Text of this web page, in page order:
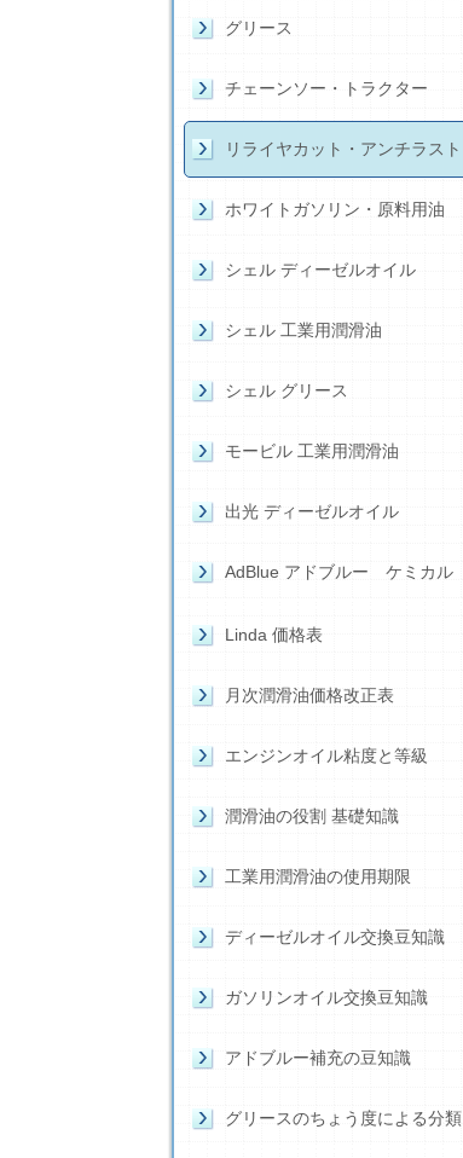
グリース
チェーンソー・トラクター
リライヤカット・アンチラスト
ホワイトガソリン・原料用油
シェル ディーゼルオイル
シェル 工業用潤滑油
シェル グリース
モービル 工業用潤滑油
出光 ディーゼルオイル
AdBlue アドブルー ケミカル
Linda 価格表
月次潤滑油価格改正表
エンジンオイル粘度と等級
潤滑油の役割 基礎知識
工業用潤滑油の使用期限
ディーゼルオイル交換豆知識
ガソリンオイル交換豆知識
アドブルー補充の豆知識
グリースのちょう度による分類